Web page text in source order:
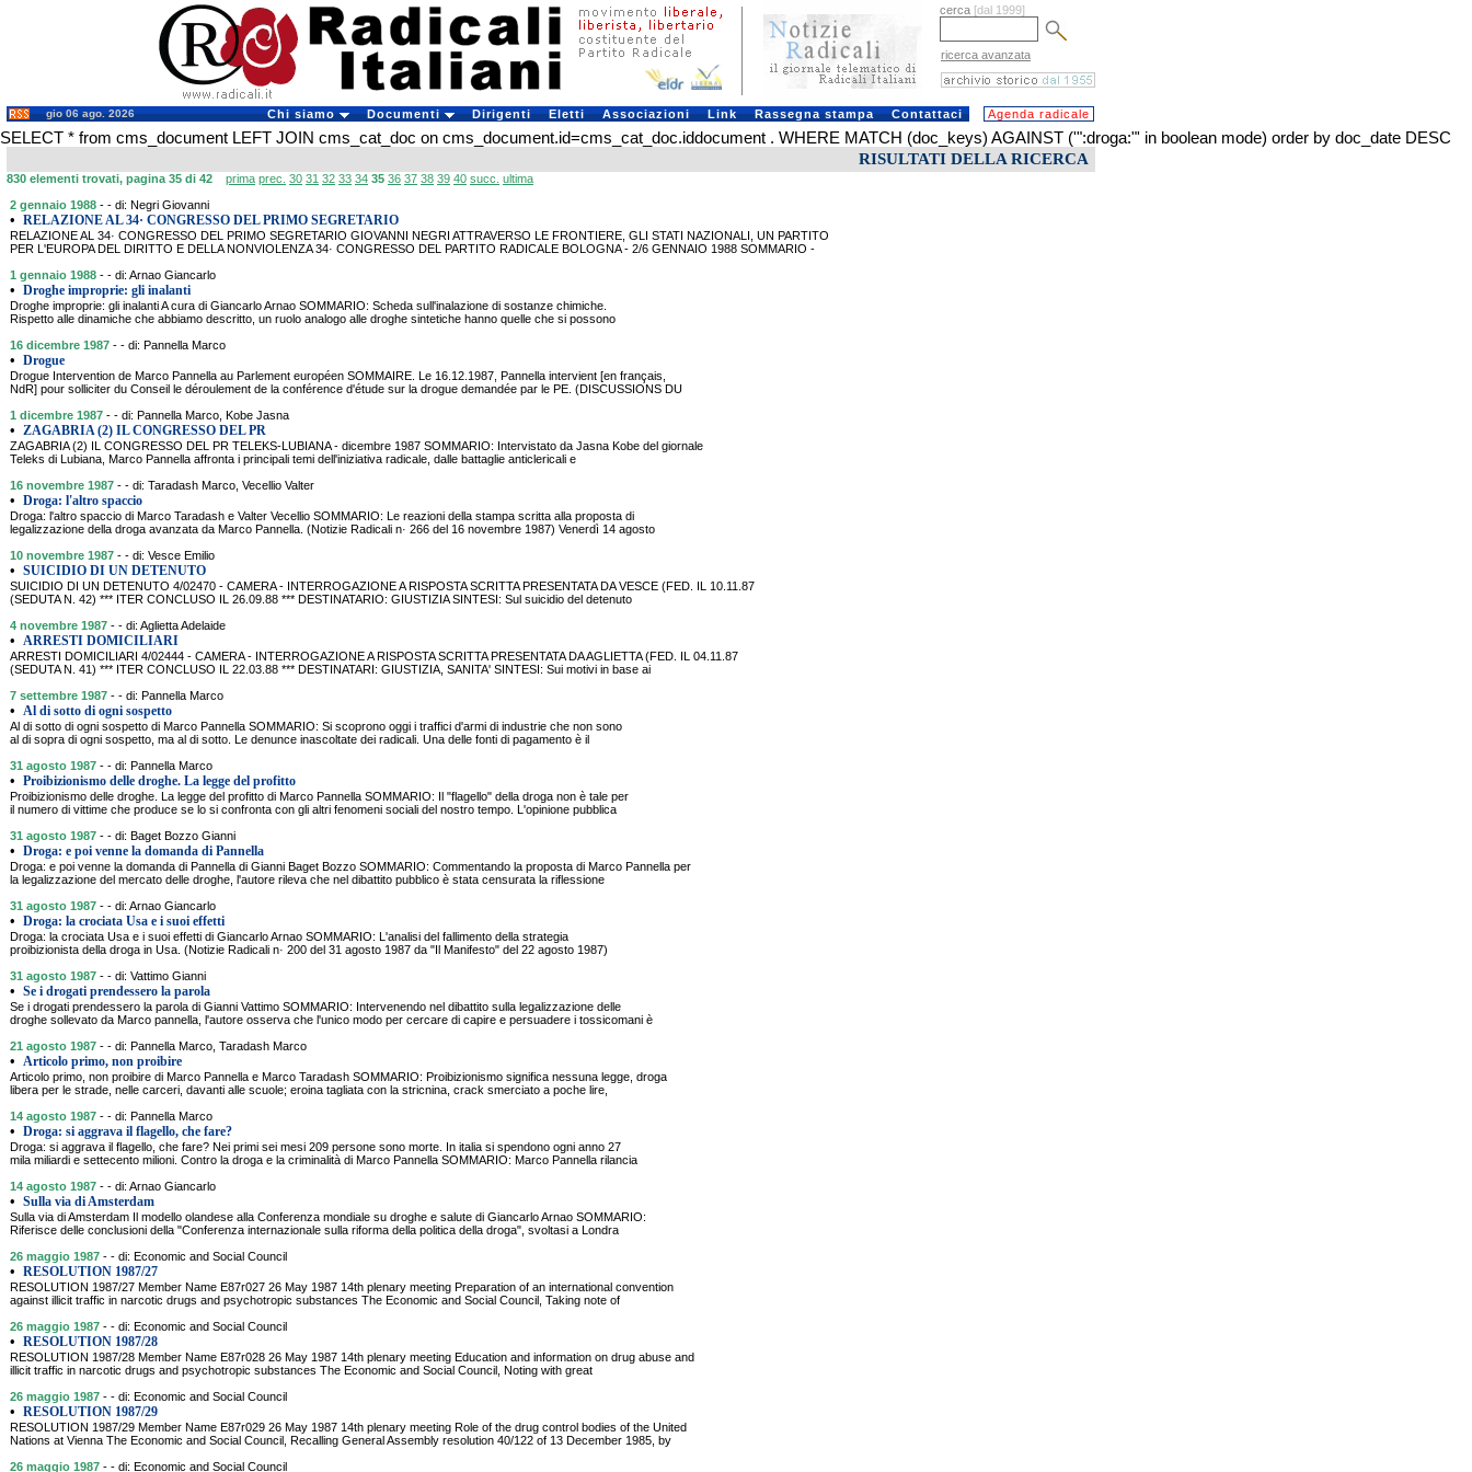
cerca [dal 1999]
ricerca avanzata
gio 06 ago. 2026 Chi siamo Documenti Dirigenti Eletti Associazioni Link Rassegna stampa Contattaci Agenda radicale
SELECT * from cms_document LEFT JOIN cms_cat_doc on cms_document.id=cms_cat_doc.iddocument . WHERE MATCH (doc_keys) AGAINST ('":droga:"' in boolean mode) order by doc_date DESC
RISULTATI DELLA RICERCA
830 elementi trovati, pagina 35 di 42 prima prec. 30 31 32 33 34 35 36 37 38 39 40 succ. ultima
2 gennaio 1988 - - di: Negri Giovanni
• RELAZIONE AL 34· CONGRESSO DEL PRIMO SEGRETARIO
RELAZIONE AL 34· CONGRESSO DEL PRIMO SEGRETARIO GIOVANNI NEGRI ATTRAVERSO LE FRONTIERE, GLI STATI NAZIONALI, UN PARTITO
PER L'EUROPA DEL DIRITTO E DELLA NONVIOLENZA 34· CONGRESSO DEL PARTITO RADICALE BOLOGNA - 2/6 GENNAIO 1988 SOMMARIO -
1 gennaio 1988 - - di: Arnao Giancarlo
• Droghe improprie: gli inalanti
Droghe improprie: gli inalanti A cura di Giancarlo Arnao SOMMARIO: Scheda sull'inalazione di sostanze chimiche.
Rispetto alle dinamiche che abbiamo descritto, un ruolo analogo alle droghe sintetiche hanno quelle che si possono
16 dicembre 1987 - - di: Pannella Marco
• Drogue
Drogue Intervention de Marco Pannella au Parlement européen SOMMAIRE. Le 16.12.1987, Pannella intervient [en français,
NdR] pour solliciter du Conseil le déroulement de la conférence d'étude sur la drogue demandée par le PE. (DISCUSSIONS DU
1 dicembre 1987 - - di: Pannella Marco, Kobe Jasna
• ZAGABRIA (2) IL CONGRESSO DEL PR
ZAGABRIA (2) IL CONGRESSO DEL PR TELEKS-LUBIANA - dicembre 1987 SOMMARIO: Intervistato da Jasna Kobe del giornale
Teleks di Lubiana, Marco Pannella affronta i principali temi dell'iniziativa radicale, dalle battaglie anticlericali e
16 novembre 1987 - - di: Taradash Marco, Vecellio Valter
• Droga: l'altro spaccio
Droga: l'altro spaccio di Marco Taradash e Valter Vecellio SOMMARIO: Le reazioni della stampa scritta alla proposta di
legalizzazione della droga avanzata da Marco Pannella. (Notizie Radicali n· 266 del 16 novembre 1987) Venerdì 14 agosto
10 novembre 1987 - - di: Vesce Emilio
• SUICIDIO DI UN DETENUTO
SUICIDIO DI UN DETENUTO 4/02470 - CAMERA - INTERROGAZIONE A RISPOSTA SCRITTA PRESENTATA DA VESCE (FED. IL 10.11.87
(SEDUTA N. 42) *** ITER CONCLUSO IL 26.09.88 *** DESTINATARIO: GIUSTIZIA SINTESI: Sul suicidio del detenuto
4 novembre 1987 - - di: Aglietta Adelaide
• ARRESTI DOMICILIARI
ARRESTI DOMICILIARI 4/02444 - CAMERA - INTERROGAZIONE A RISPOSTA SCRITTA PRESENTATA DA AGLIETTA (FED. IL 04.11.87
(SEDUTA N. 41) *** ITER CONCLUSO IL 22.03.88 *** DESTINATARI: GIUSTIZIA, SANITA' SINTESI: Sui motivi in base ai
7 settembre 1987 - - di: Pannella Marco
• Al di sotto di ogni sospetto
Al di sotto di ogni sospetto di Marco Pannella SOMMARIO: Si scoprono oggi i traffici d'armi di industrie che non sono
al di sopra di ogni sospetto, ma al di sotto. Le denunce inascoltate dei radicali. Una delle fonti di pagamento è il
31 agosto 1987 - - di: Pannella Marco
• Proibizionismo delle droghe. La legge del profitto
Proibizionismo delle droghe. La legge del profitto di Marco Pannella SOMMARIO: Il "flagello" della droga non è tale per
il numero di vittime che produce se lo si confronta con gli altri fenomeni sociali del nostro tempo. L'opinione pubblica
31 agosto 1987 - - di: Baget Bozzo Gianni
• Droga: e poi venne la domanda di Pannella
Droga: e poi venne la domanda di Pannella di Gianni Baget Bozzo SOMMARIO: Commentando la proposta di Marco Pannella per
la legalizzazione del mercato delle droghe, l'autore rileva che nel dibattito pubblico è stata censurata la riflessione
31 agosto 1987 - - di: Arnao Giancarlo
• Droga: la crociata Usa e i suoi effetti
Droga: la crociata Usa e i suoi effetti di Giancarlo Arnao SOMMARIO: L'analisi del fallimento della strategia
proibizionista della droga in Usa. (Notizie Radicali n· 200 del 31 agosto 1987 da "Il Manifesto" del 22 agosto 1987)
31 agosto 1987 - - di: Vattimo Gianni
• Se i drogati prendessero la parola
Se i drogati prendessero la parola di Gianni Vattimo SOMMARIO: Intervenendo nel dibattito sulla legalizzazione delle
droghe sollevato da Marco pannella, l'autore osserva che l'unico modo per cercare di capire e persuadere i tossicomani è
21 agosto 1987 - - di: Pannella Marco, Taradash Marco
• Articolo primo, non proibire
Articolo primo, non proibire di Marco Pannella e Marco Taradash SOMMARIO: Proibizionismo significa nessuna legge, droga
libera per le strade, nelle carceri, davanti alle scuole; eroina tagliata con la stricnina, crack smerciato a poche lire,
14 agosto 1987 - - di: Pannella Marco
• Droga: si aggrava il flagello, che fare?
Droga: si aggrava il flagello, che fare? Nei primi sei mesi 209 persone sono morte. In italia si spendono ogni anno 27
mila miliardi e settecento milioni. Contro la droga e la criminalità di Marco Pannella SOMMARIO: Marco Pannella rilancia
14 agosto 1987 - - di: Arnao Giancarlo
• Sulla via di Amsterdam
Sulla via di Amsterdam Il modello olandese alla Conferenza mondiale su droghe e salute di Giancarlo Arnao SOMMARIO:
Riferisce delle conclusioni della "Conferenza internazionale sulla riforma della politica della droga", svoltasi a Londra
26 maggio 1987 - - di: Economic and Social Council
• RESOLUTION 1987/27
RESOLUTION 1987/27 Member Name E87r027 26 May 1987 14th plenary meeting Preparation of an international convention
against illicit traffic in narcotic drugs and psychotropic substances The Economic and Social Council, Taking note of
26 maggio 1987 - - di: Economic and Social Council
• RESOLUTION 1987/28
RESOLUTION 1987/28 Member Name E87r028 26 May 1987 14th plenary meeting Education and information on drug abuse and
illicit traffic in narcotic drugs and psychotropic substances The Economic and Social Council, Noting with great
26 maggio 1987 - - di: Economic and Social Council
• RESOLUTION 1987/29
RESOLUTION 1987/29 Member Name E87r029 26 May 1987 14th plenary meeting Role of the drug control bodies of the United
Nations at Vienna The Economic and Social Council, Recalling General Assembly resolution 40/122 of 13 December 1985, by
26 maggio 1987 - - di: Economic and Social Council